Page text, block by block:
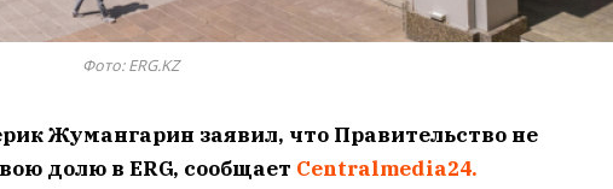
Фото: ERG.KZ
Жумангарин заявил, что Правительство не
долю в ERG, сообщает Centralmedia24.